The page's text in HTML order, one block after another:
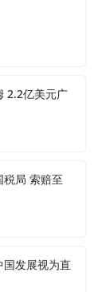
2.2亿美元广
局 索赔至
发展视为直